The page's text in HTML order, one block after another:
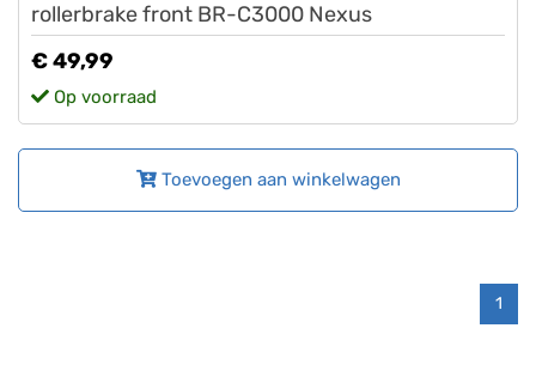
rollerbrake front BR-C3000 Nexus
€ 49,99
Op voorraad
Toevoegen aan winkelwagen
1